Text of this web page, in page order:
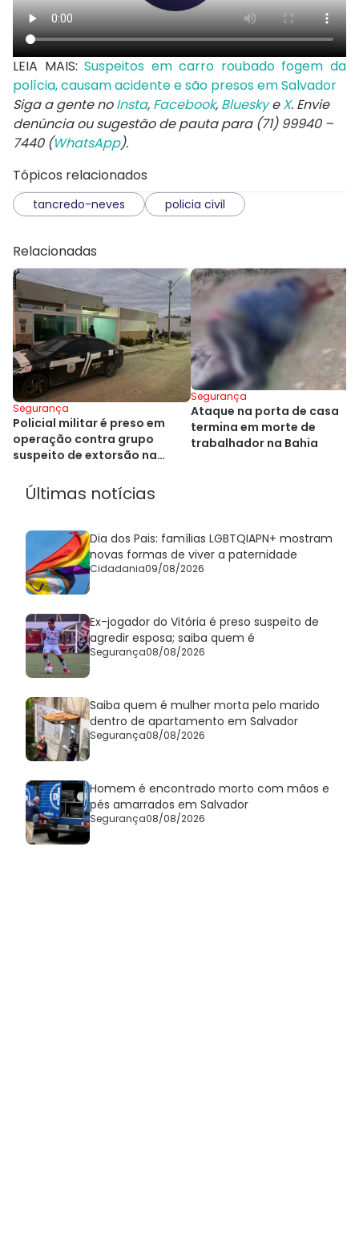
LEIA MAIS:Suspeitos em carro roubado fogem da
polícia, causam acidente e são presos em Salvador
Siga a gente noInsta, Facebook, BlueskyeX. Envie
denúncia ou sugestão de pauta para (71) 99940 –
7440 (WhatsApp).
Tópicos relacionados
tancredo-neves policia civil
Relacionadas
Segurança
Policial militar é preso em
operação contra grupo
suspeito de extorsão na
Segurança
Ataque na porta de casa
termina em morte de
trabalhador na Bahia
Últimas notícias
Dia dos Pais: famílias LGBTQIAPN+ mostram
novas formas de viver a paternidade
Cidadania09/08/2026
Ex-jogador do Vitória é preso suspeito de
agredir esposa; saiba quem é
Segurança08/08/2026
Saiba quem é mulher morta pelo marido
dentro de apartamento em Salvador
Segurança08/08/2026
Homem é encontrado morto com mãos e
pés amarrados em Salvador
Segurança08/08/2026